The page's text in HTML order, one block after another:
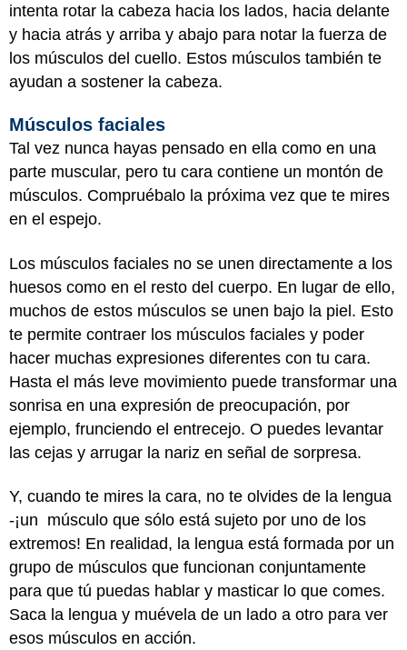
intenta rotar la cabeza hacia los lados, hacia delante
y hacia atrás y arriba y abajo para notar la fuerza de
los músculos del cuello. Estos músculos también te
ayudan a sostener la cabeza.
Músculos faciales
Tal vez nunca hayas pensado en ella como en una
parte muscular, pero tu cara contiene un montón de
músculos. Compruébalo la próxima vez que te mires
en el espejo.
Los músculos faciales no se unen directamente a los
huesos como en el resto del cuerpo. En lugar de ello,
muchos de estos músculos se unen bajo la piel. Esto
te permite contraer los músculos faciales y poder
hacer muchas expresiones diferentes con tu cara.
Hasta el más leve movimiento puede transformar una
sonrisa en una expresión de preocupación, por
ejemplo, frunciendo el entrecejo. O puedes levantar
las cejas y arrugar la nariz en señal de sorpresa.
Y, cuando te mires la cara, no te olvides de la lengua
-¡un músculo que sólo está sujeto por uno de los
extremos! En realidad, la lengua está formada por un
grupo de músculos que funcionan conjuntamente
para que tú puedas hablar y masticar lo que comes.
Saca la lengua y muévela de un lado a otro para ver
esos músculos en acción.